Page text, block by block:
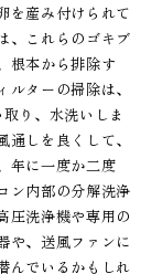
を産み付けられて
、これらのゴキブ
根本から排除す
ターの掃除は、
り、水洗いしま
しを良くして、
年に一度か二度
ン内部の分解洗浄
圧洗浄機や専用の
や、送風ファンに
んでいるかもしれ